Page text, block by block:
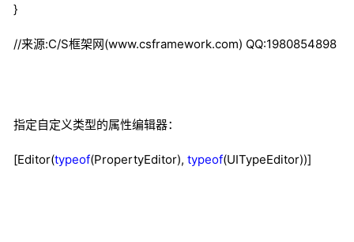
}
//来源:C/S框架网(www.csframework.com) QQ:1980854898
指定自定义类型的属性编辑器：
[Editor(typeof(PropertyEditor), typeof(UITypeEditor))]